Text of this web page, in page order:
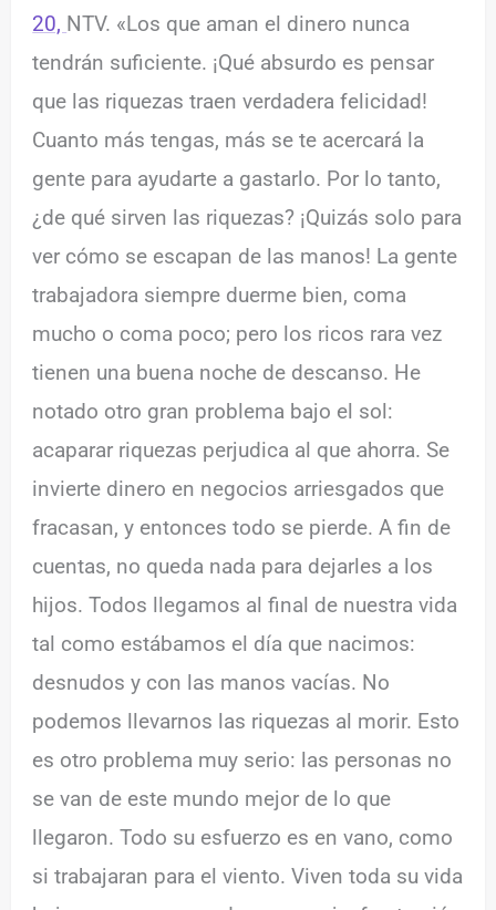
20, NTV. «Los que aman el dinero nunca
tendrán suficiente. ¡Qué absurdo es pensar
que las riquezas traen verdadera felicidad!
Cuanto más tengas, más se te acercará la
gente para ayudarte a gastarlo. Por lo tanto,
¿de qué sirven las riquezas? ¡Quizás solo para
ver cómo se escapan de las manos! La gente
trabajadora siempre duerme bien, coma
mucho o coma poco; pero los ricos rara vez
tienen una buena noche de descanso. He
notado otro gran problema bajo el sol:
acaparar riquezas perjudica al que ahorra. Se
invierte dinero en negocios arriesgados que
fracasan, y entonces todo se pierde. A fin de
cuentas, no queda nada para dejarles a los
hijos. Todos llegamos al final de nuestra vida
tal como estábamos el día que nacimos:
desnudos y con las manos vacías. No
podemos llevarnos las riquezas al morir. Esto
es otro problema muy serio: las personas no
se van de este mundo mejor de lo que
llegaron. Todo su esfuerzo es en vano, como
si trabajaran para el viento. Viven toda su vida